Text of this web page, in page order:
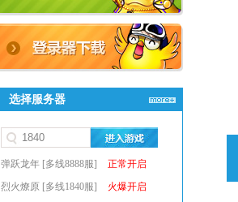
选择服务器
弹跃龙年 [多线8888服]
正常开启
烈火燎原 [多线1840服]
火爆开启